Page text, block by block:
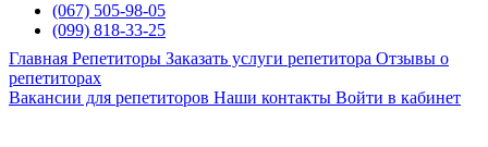
(067) 505-98-05
(099) 818-33-25
Главная Репетиторы Заказать услуги репетитора Отзывы о
репетиторах
Вакансии для репетиторов Наши контакты Войти в кабинет